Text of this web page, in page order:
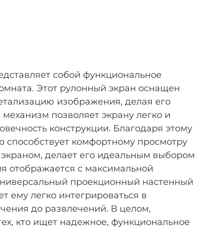
собой функциональное
Этот рулонный экран оснащен
изображения, делая его
позволяет экрану легко и
конструкции. Благодаря этому
способствует комфортному просмотру
делает его идеальным выбором
отображается с максимальной
проекционный настенный
ему легко интегрироваться в
до развлечений. В целом,
кто ищет надежное, функциональное